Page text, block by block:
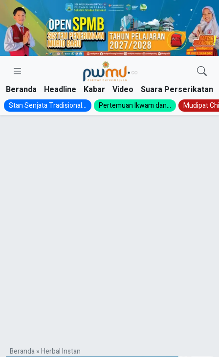
Skip
content
Beranda Headline Kabar Video Suara Perserikatan
Stan Senjata Tradisional... Pertemuan Ikwam dan... Mudipat
Beranda»Herbal Instan